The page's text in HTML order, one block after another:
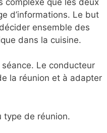
d’informations. Le but
ensemble des
dans la cuisine.
Le conducteur
la réunion et à adapter
type de réunion.